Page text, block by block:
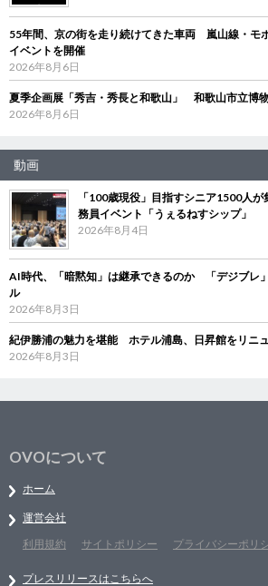
55年間、京の街を走り続けてきた車両 嵐山線・モ
イベントを開催
2026年8月6日
夏季企画展「秀吉・秀長と和歌山」 和歌山市立博
2026年8月6日
動画
「100歳現役」目指すシニア1500人
務員イベント「うぇるねすシップ」
2026年8月4日
AI時代、「暗黙知」は継承できるのか 「デジブレ
ル
2026年8月3日
紀伊勝浦の魅力を堪能 ホテル浦島、日昇館をリニ
2026年8月3日
OVOについて
ホーム
運営会社
利用規約
サイトポリシー プライバシーポリ
プレスリリースはこちらへ